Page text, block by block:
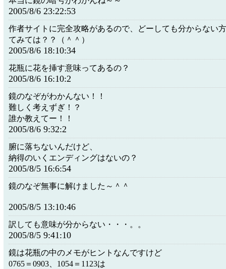
2005/8/6 23:22:53
作者サイトに完全攻略があるので、どーしても分からない
てみては？？（＾＾）
2005/8/6 18:10:34
花瓶に花を挿す意味ってあるの？
2005/8/6 16:10:2
鏡のなぞがわかんない！！
難しく考えずぎ！？
誰か教えてー！！
2005/8/6 9:32:2
腑に落ちないんだけど、
納得のいくエンディングはないの？
2005/8/5 16:6:54
鏡のなぞ無事に解けました～＾＾
2005/8/5 13:10:46
訳しても意味が分からない・・・。。
2005/8/5 9:41:10
鏡は花瓶の中のメモがヒントなんですけど
0765＝0903、1054＝1123は